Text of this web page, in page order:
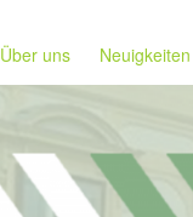
Über uns Neuigkeiten